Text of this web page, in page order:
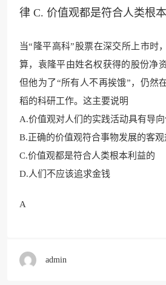
律 C. 价值观都是符合人类根本
当“隆平高科”股票在深交所上市时
算，袁隆平由姓名权获得的股份净
但他为了“所有人不再挨饿”，仍然
稻的科研工作。这主要说明
A.价值观对人们的实践活动具有导向
B.正确的价值观符合事物发展的客观
C.价值观都是符合人类根本利益的
D.人们不应该追求金钱
A
admin